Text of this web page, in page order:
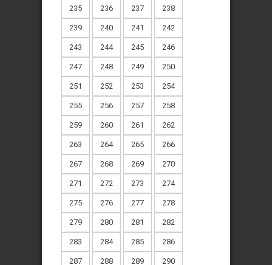
235 236 237 238
239 240 241 242
243 244 245 246
247 248 249 250
251 252 253 254
255 256 257 258
259 260 261 262
263 264 265 266
267 268 269 270
271 272 273 274
275 276 277 278
279 280 281 282
283 284 285 286
287 288 289 290